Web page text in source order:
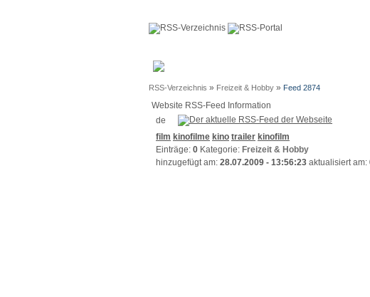
RSS-Verzeichnis » Freizeit & Hobby » Feed 2874
Website RSS-Feed Information
film kinofilme kino trailer kinofilm
Einträge: 0 Kategorie: Freizeit & Hobby
hinzugefügt am: 28.07.2009 - 13:56:23 aktualisiert am: